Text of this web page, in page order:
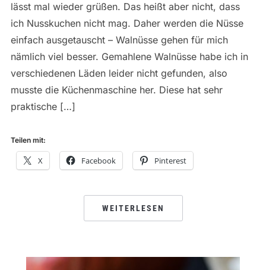
lässt mal wieder grüßen. Das heißt aber nicht, dass
ich Nusskuchen nicht mag. Daher werden die Nüsse
einfach ausgetauscht – Walnüsse gehen für mich
nämlich viel besser. Gemahlene Walnüsse habe ich in
verschiedenen Läden leider nicht gefunden, also
musste die Küchenmaschine her. Diese hat sehr
praktische […]
Teilen mit:
X Facebook Pinterest
WEITERLESEN